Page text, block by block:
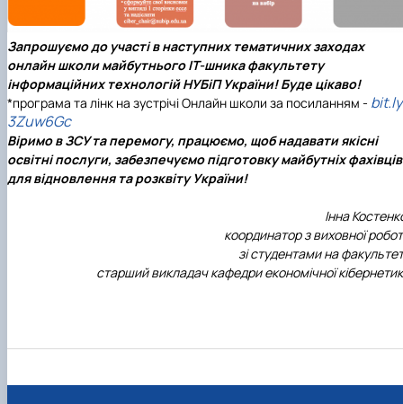
Запрошуємо до участі в наступних тематичних заходах
онлайн школи майбутнього ІТ-шника факультету
інформаційних технологій НУБіП України! Буде цікаво!
*програма та лінк на зустрічі Онлайн школи за посиланням -
3Zuw6Gc
Віримо в ЗСУ та перемогу, працюємо, щоб надавати якісні
освітні послуги, забезпечуємо підготовку майбутніх фахівців
для відновлення та розквіту України!
Інна
координатор з виховної
зі студентами на
старший викладач кафедри економічної